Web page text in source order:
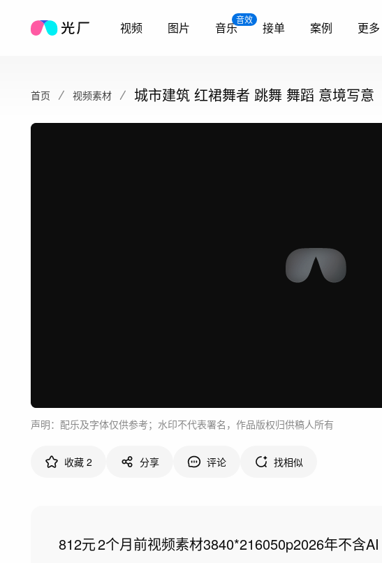
视频 图片
音效
音乐 接单 案例 更多
首页 视频素材 城市建筑 红裙舞者 跳舞 舞蹈 意境写意
声明：配乐及字体仅供参考；水印不代表署名，作品版权归供稿人所有
收藏 2 分享 评论 找相似
812元2个月前视频素材3840*216050p2026年不含AI